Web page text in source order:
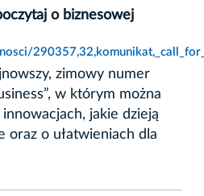
o biznesowej
zimowy numer
w którym można
jakie dzieją
oraz o ułatwieniach dla